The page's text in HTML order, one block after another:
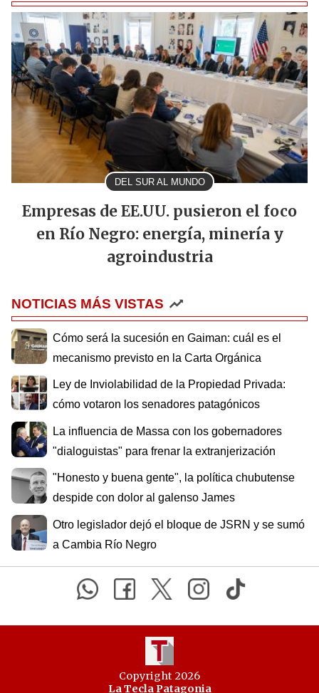
DEL SUR AL MUNDO
Empresas de EE.UU. pusieron el foco
en Río Negro: energía, minería y
agroindustria
NOTICIAS MÁS VISTAS
Cómo será la sucesión en Gaiman: cuál es el
mecanismo previsto en la Carta Orgánica
Ley de Inviolabilidad de la Propiedad Privada:
cómo votaron los senadores patagónicos
La influencia de Massa con los gobernadores
"dialoguistas" para frenar la extranjerización
"Honesto y buena gente", la política chubutense
despide con dolor al galenso James
Otro legislador dejó el bloque de JSRN y se sumó
a Cambia Río Negro
Copyright 2026
La Tecla Patagonia